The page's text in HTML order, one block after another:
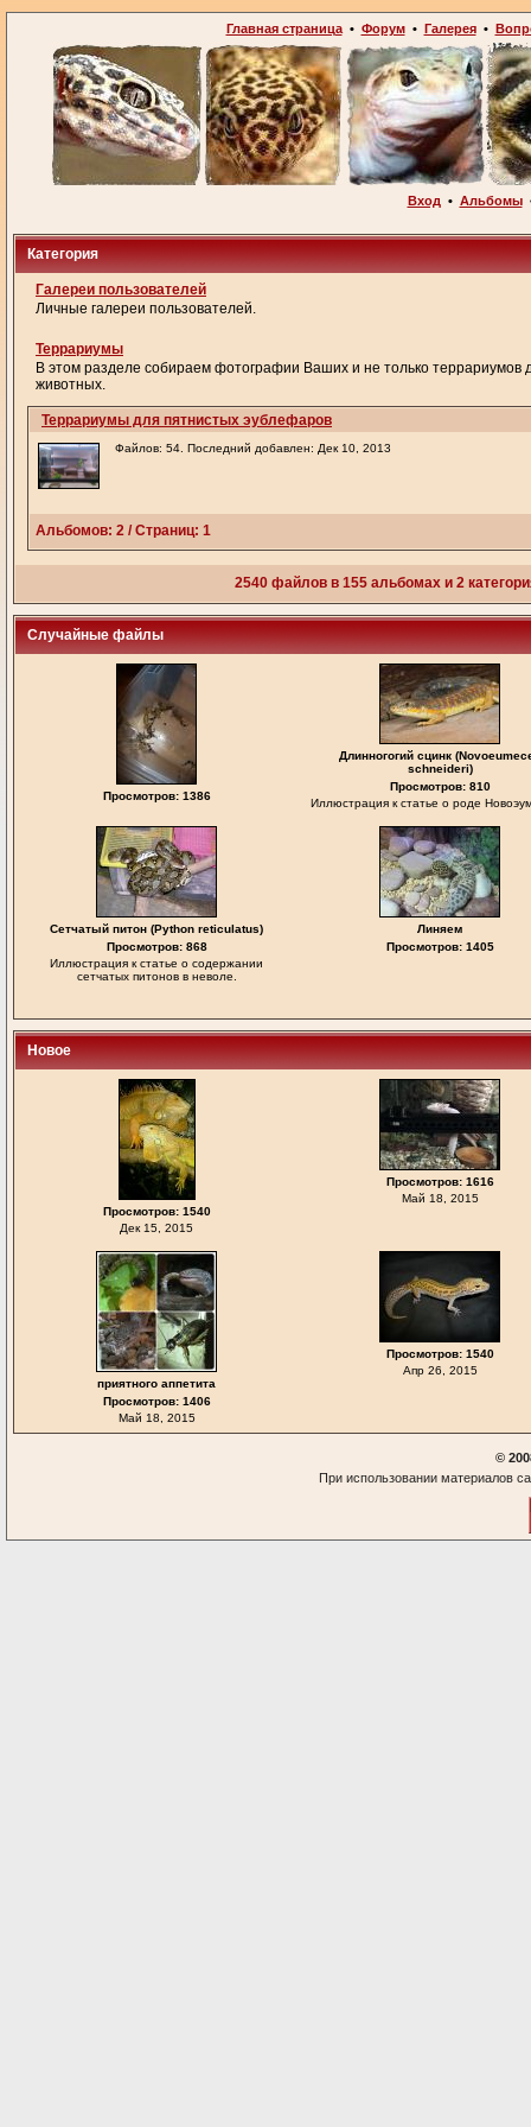
Главная страница• Форум• Галерея•
Вход • Альбомы
Категория
Галереи пользователей
Личные галереи пользователей.
Террариумы
В этом разделе собираем фотографии Ваших и не только террариумов
животных.
Террариумы для пятнистых эублефаров
Файлов: 54. Последний добавлен: Дек 10, 2013
Альбомов: 2 / Страниц: 1
2540 файлов в 155 альбомах и 2
Случайные файлы
Просмотров: 1386
Длинногогий сцинк
schneideri)
Просмотров: 810
Иллюстрация к статье о роде
Сетчатый питон (Python reticulatus)
Просмотров: 868
Иллюстрация к статье о содержании
сетчатых питонов в неволе.
Линяем
Просмотров: 1405
Новое
Просмотров: 1540
Дек 15, 2015
Просмотров: 1616
Май 18, 2015
приятного аппетита
Просмотров: 1406
Май 18, 2015
Просмотров: 1540
Апр 26, 2015
©
При использовании материалов